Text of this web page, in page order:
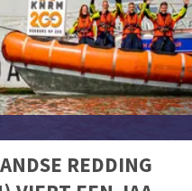
REDDING